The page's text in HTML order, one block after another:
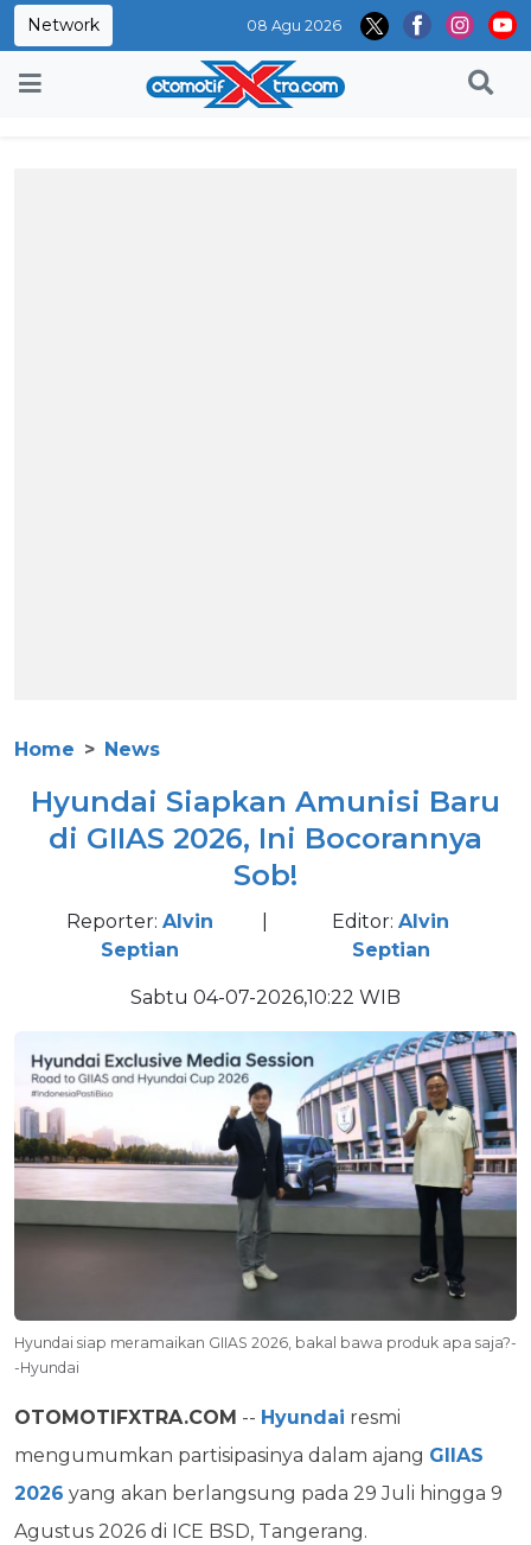
Network 08 Agu 2026
Home News
Hyundai Siapkan Amunisi Baru
di GIIAS 2026, Ini Bocorannya
Sob!
Reporter: Alvin
Septian
Editor:Alvin
Septian
Sabtu 04-07-2026,10:22 WIB
Hyundai siap meramaikan GIIAS 2026, bakal bawa produk apa saja?-
-Hyundai
OTOMOTIFXTRA.COM -- Hyundai resmi
mengumumkan partisipasinya dalam ajang GIIAS
2026 yang akan berlangsung pada 29 Juli hingga 9
Agustus 2026 di ICE BSD, Tangerang.